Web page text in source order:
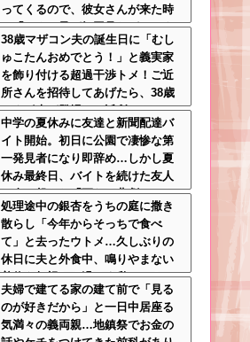
ってくるので、彼女さんが来た時
に「コウト君が毎回見たがるのよ
～ｗ」と言うと、彼女さん鬼の形
相でコウトの元へｗ
38歳マザコン夫の誕生日に「むし
ゅこたんおめでとう！」と義実家
を飾り付ける超過干渉トメ！ご近
所さんを招待してあげたら、38歳
メタボ夫が登場して近所のおじい
さんが大爆発する事態に
中学の夏休みに友達と新聞配達バ
イト開始。初日に公園で凄惨な第
一発見者になり即辞め…しかし夏
休み最終日、バイトを続けた友人
の身に起きた「更なる悲劇」←こ
のバイト先、呪われすぎだろ
処理途中の銀杏をうちの庭に撒き
散らし「今年からそっちで食べ
て」と去ったウトメ…久しぶりの
休日に夫と外食中、鳴りやまない
着信を無視して過ごす私←マナー
モードにして大正解すぎるｗｗｗ
夫婦で建てる家の建て前で「見る
のが好きだから」と一日中居座る
気満々の義両親…地鎮祭でお金の